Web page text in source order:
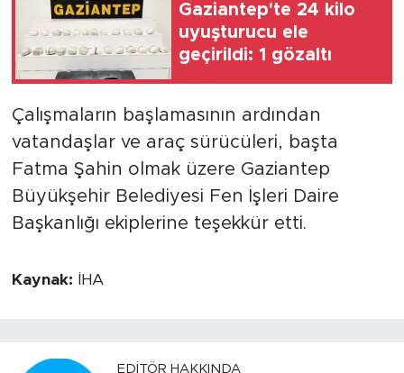
Gaziantep'te 24 kilo
uyuşturucu ele
geçirildi: 1 gözaltı
Çalışmaların başlamasının ardından
vatandaşlar ve araç sürücüleri, başta
Fatma Şahin olmak üzere Gaziantep
Büyükşehir Belediyesi Fen İşleri Daire
Başkanlığı ekiplerine teşekkür etti.
Kaynak: İHA
EDITÖR HAKKINDA